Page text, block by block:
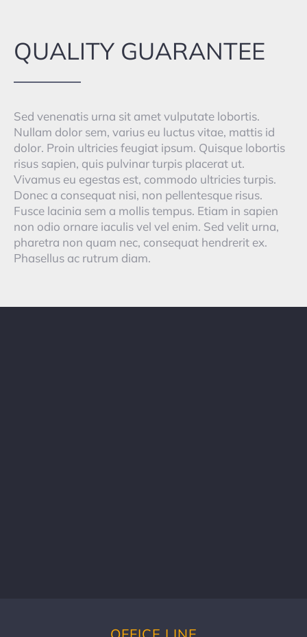
QUALITY GUARANTEE
Sed venenatis urna sit amet vulputate lobortis.
Nullam dolor sem, varius eu luctus vitae, mattis id
dolor. Proin ultricies feugiat ipsum. Quisque lobortis
risus sapien, quis pulvinar turpis placerat ut.
Vivamus eu egestas est, commodo ultricies turpis.
Donec a consequat nisi, non pellentesque risus.
Fusce lacinia sem a mollis tempus. Etiam in sapien
non odio ornare iaculis vel vel enim. Sed velit urna,
pharetra non quam nec, consequat hendrerit ex.
Phasellus ac rutrum diam.